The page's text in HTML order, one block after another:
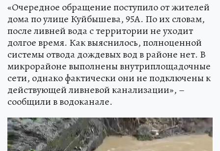
«Очередное обращение поступило от жителей
дома по улице Куйбышева, 95А. По их словам,
после ливней вода с территории не уходит
долгое время. Как выяснилось, полноценной
системы отвода дождевых вод в районе нет. В
микрорайоне выполнены внутриплощадочные
сети, однако фактически они не подключены к
действующей ливневой канализации», –
сообщили в водоканале.